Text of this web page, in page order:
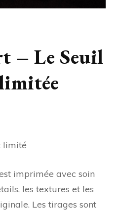
– Le Seuil
limité
imprimée avec soin
les textures et les
Les tirages sont